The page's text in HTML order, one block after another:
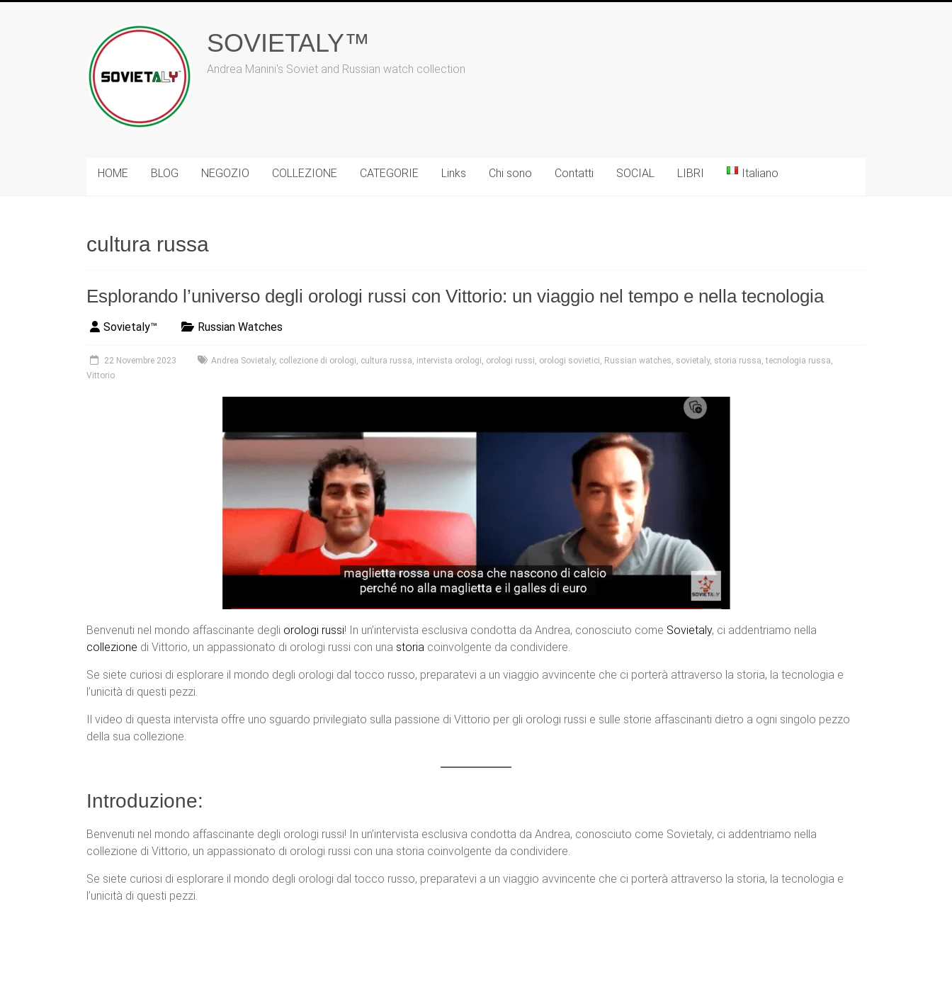
SOVIETALY™
Andrea Manini's Soviet and Russian watch collection
HOME BLOG NEGOZIO COLLEZIONE CATEGORIE Links Chi sono Contatti SOCIAL LIBRI Italiano
cultura russa
Esplorando l’universo degli orologi russi con Vittorio: un viaggio nel tempo e nella tecnologia
Sovietaly™ Russian Watches
22 Novembre 2023 Andrea Sovietaly, collezione di orologi, cultura russa, intervista orologi, orologi russi, orologi sovietici, Russian watches, sovietaly, storia russa,tecnologia russa,
Vittorio
Benvenuti nel mondo affascinante degli orologi russi! In un’intervista esclusiva condotta da Andrea, conosciuto come Sovietaly, ci addentriamo nella
collezione di Vittorio, un appassionato di orologi russi con una storia coinvolgente da condividere.
Se siete curiosi di esplorare il mondo degli orologi dal tocco russo, preparatevi a un viaggio avvincente che ci porterà attraverso la storia, la tecnologia e
l’unicità di questi pezzi.
Il video di questa intervista offre uno sguardo privilegiato sulla passione di Vittorio per gli orologi russi e sulle storie affascinanti dietro a ogni singolo pezzo
della sua collezione.
Introduzione:
Benvenuti nel mondo affascinante degli orologi russi! In un’intervista esclusiva condotta da Andrea, conosciuto come Sovietaly, ci addentriamo nella
collezione di Vittorio, un appassionato di orologi russi con una storia coinvolgente da condividere.
Se siete curiosi di esplorare il mondo degli orologi dal tocco russo, preparatevi a un viaggio avvincente che ci porterà attraverso la storia, la tecnologia e
l’unicità di questi pezzi.